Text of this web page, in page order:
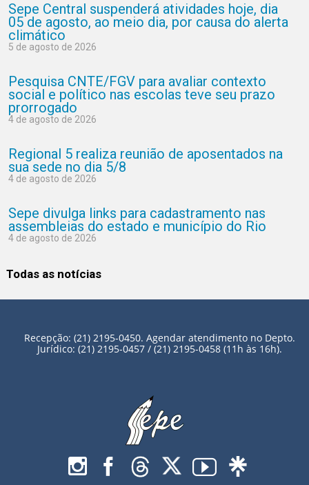
Sepe Central suspenderá atividades hoje, dia
05 de agosto, ao meio dia, por causa do alerta
climático
5 de agosto de 2026
Pesquisa CNTE/FGV para avaliar contexto
social e político nas escolas teve seu prazo
prorrogado
4 de agosto de 2026
Regional 5 realiza reunião de aposentados na
sua sede no dia 5/8
4 de agosto de 2026
Sepe divulga links para cadastramento nas
assembleias do estado e município do Rio
4 de agosto de 2026
Todas as notícias
Recepção: (21) 2195-0450. Agendar atendimento no Depto.
Jurídico: (21) 2195-0457 / (21) 2195-0458 (11h às 16h).